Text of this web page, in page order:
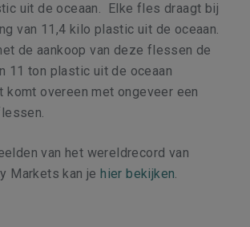
uit de oceaan. Elke fles draagt bij
van 11,4 kilo plastic uit de oceaan.
de aankoop van deze flessen de
11 ton plastic uit de oceaan
komt overeen met ongeveer een
van het wereldrecord van
Markets kan je hier bekijken.